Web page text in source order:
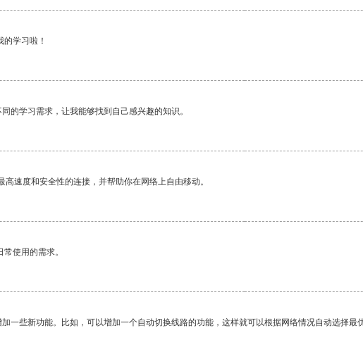
学习啦！
的学习需求，让我能够找到自己感兴趣的知识。
速度和安全性的连接，并帮助你在网络上自由移动。
使用的需求。
一些新功能。比如，可以增加一个自动切换线路的功能，这样就可以根据网络情况自动选择最